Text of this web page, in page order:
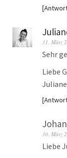
31. März
Sehr
Liebe
Juliane
30. März
Liebe